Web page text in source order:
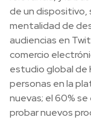
de un dispositivo,
mentalidad de
audiencias en
comercio
estudio global de
personas en la
nuevas; el 60%
probar nuevos